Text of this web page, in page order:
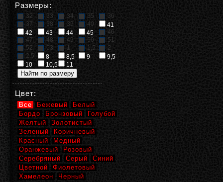
Размеры:
32 33 34 35
36
37
38 39 40
41
42
43 44 45
46
47
48 49 50
51
52
53 1 1,5
2
2,5
8 8,5 9
9,5
10
10,5 11
Цвет:
Все Бежевый
Белый
Бордо
Бронзовый
Голубой
Желтый
Золотистый
Зеленый
Коричневый
Красный
Медный
Оранжевый
Розовый
Серебряный
Серый
Синий
Цветной
Фиолетовый
Хамелеон
Черный